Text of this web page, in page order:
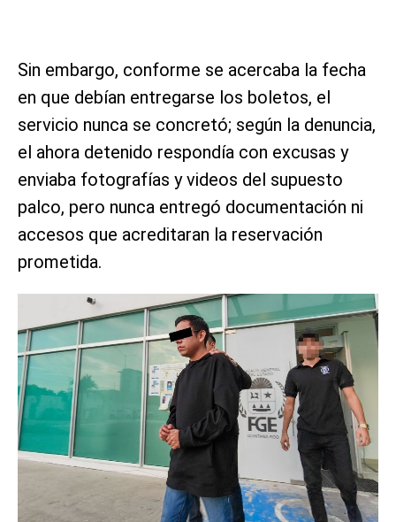
Sin embargo, conforme se acercaba la fecha
en que debían entregarse los boletos, el
servicio nunca se concretó; según la denuncia,
el ahora detenido respondía con excusas y
enviaba fotografías y videos del supuesto
palco, pero nunca entregó documentación ni
accesos que acreditaran la reservación
prometida.